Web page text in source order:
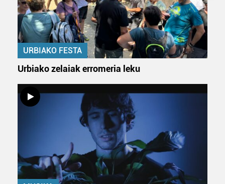
prozesatzen ditugu, zure IP zenbakia, besteak beste,
teknologia erabiliz, cookieak adibidez, iragarki eta eduki
pertsonalizatuak eskaintzeko, iragarkiak eta edukia
neurtzeko, jendeari buruzko informazioa biltzeko eta
produktuak garatzeko. Zure datuak nork eta zertarako
erabiltzen dituen hauta dezakezu.
interes komertzial legitimoetan babesten dira. Ikusi gure
bazkideen zerrenda, beren ustez zein helburutarako
duten interes legitimoa eta horren aurka nola egin
Lortu zure datu pertsonalak prozesatzeko moduari
buruzko informazio gehiago eta ezarri zure lehentasunak
URBIAKO FESTA
Urbiako zelaiak erromeria leku